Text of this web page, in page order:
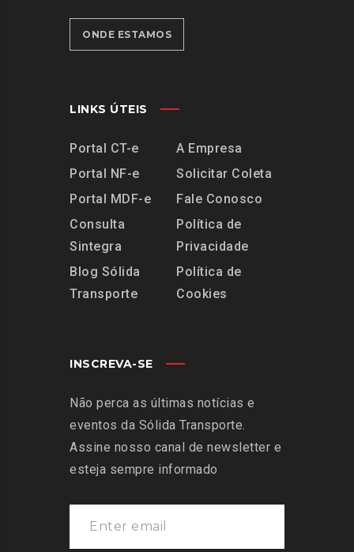
ONDE ESTAMOS
LINKS ÚTEIS
Portal CT-e
Portal NF-e
Portal MDF-e
Consulta
Sintegra
Blog Sólida
Transporte
A Empresa
Solicitar Coleta
Fale Conosco
Política de
Privacidade
Política de
Cookies
INSCREVA-SE
Não perca as últimas notícias e
eventos da Sólida Transporte.
Assine nosso canal de newsletter e
esteja sempre informado